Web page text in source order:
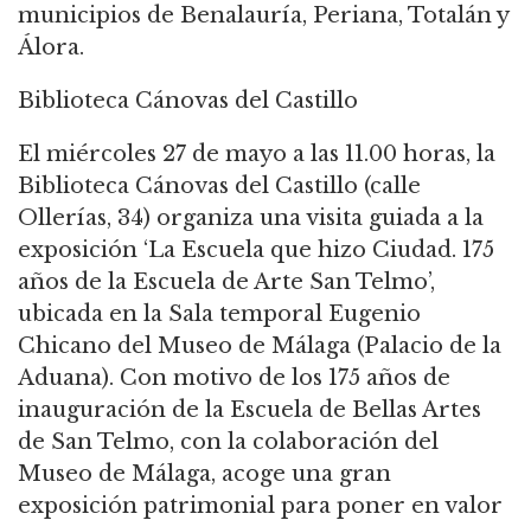
municipios de Benalauría, Periana, Totalán y
Álora.
Biblioteca Cánovas del Castillo
El miércoles 27 de mayo a las 11.00 horas, la
Biblioteca Cánovas del Castillo (calle
Ollerías, 34) organiza una visita guiada a la
exposición ‘La Escuela que hizo Ciudad. 175
años de la Escuela de Arte San Telmo’,
ubicada en la Sala temporal Eugenio
Chicano del Museo de Málaga (Palacio de la
Aduana). Con motivo de los 175 años de
inauguración de la Escuela de Bellas Artes
de San Telmo, con la colaboración del
Museo de Málaga, acoge una gran
exposición patrimonial para poner en valor